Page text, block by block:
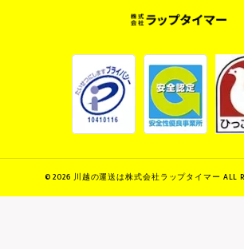
© 2026 川越の運送は株式会社ラップタイマー ALL